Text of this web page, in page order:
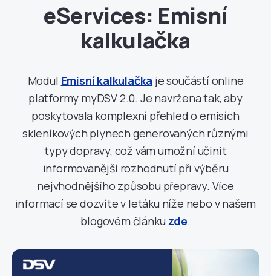
eServices: Emisní
kalkulačka
Modul Emisní kalkulačka je součástí online
platformy myDSV 2.0. Je navržena tak, aby
poskytovala komplexní přehled o emisích
skleníkových plynech generovaných různými
typy dopravy, což vám umožní učinit
informovanější rozhodnutí při výběru
nejvhodnějšího způsobu přepravy. Více
informací se dozvíte v letáku níže nebo v našem
blogovém článku zde.